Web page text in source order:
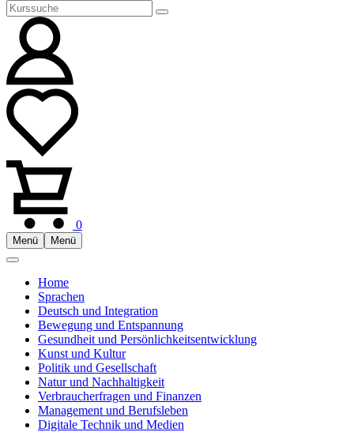
0
Menü Menü
Home
Sprachen
Deutsch und Integration
Bewegung und Entspannung
Gesundheit und Persönlichkeitsentwicklung
Kunst und Kultur
Politik und Gesellschaft
Natur und Nachhaltigkeit
Verbraucherfragen und Finanzen
Management und Berufsleben
Digitale Technik und Medien